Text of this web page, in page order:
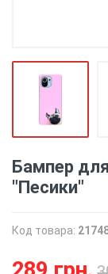
Бампер
"Песики"
Код товара: